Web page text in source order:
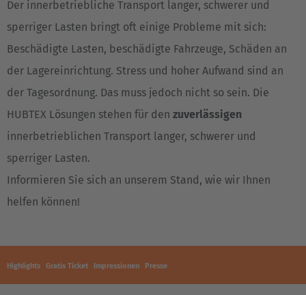
Der innerbetriebliche Transport langer, schwerer und
sperriger Lasten bringt oft einige Probleme mit sich:
Beschädigte Lasten, beschädigte Fahrzeuge, Schäden an
der Lagereinrichtung. Stress und hoher Aufwand sind an
der Tagesordnung. Das muss jedoch nicht so sein. Die
HUBTEX Lösungen stehen für den zuverlässigen
innerbetrieblichen Transport langer, schwerer und
sperriger Lasten.
Informieren Sie sich an unserem Stand, wie wir Ihnen
helfen können!
Highlights Gratis Ticket Impressionen Presse